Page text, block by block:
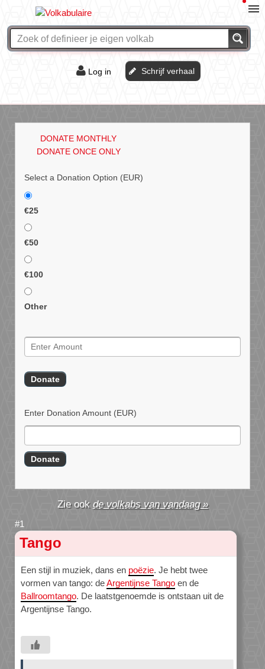
Log in Schrijf verhaal
DONATE MONTHLY
DONATE ONCE ONLY
Select a Donation Option (EUR)
€25
€50
€100
Other
Enter Donation Amount (EUR)
de volkabs van vandaag »
Tango
Een stijl in muziek, dans en poëzie. Je hebt twee
vormen van tango: deArgentijnse Tango en de
Ballroomtango. De laatstgenoemde is ontstaan uit de
Argentijnse Tango.